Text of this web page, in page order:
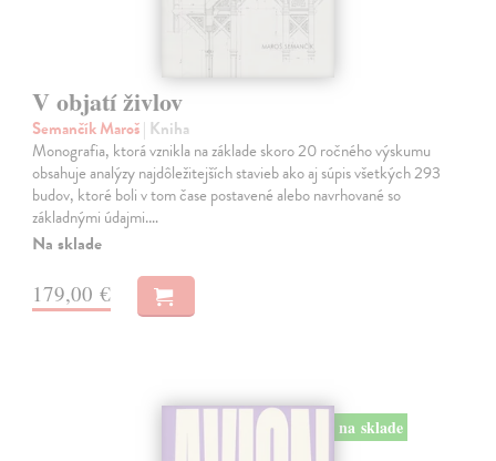
V objatí živlov
Semančík Maroš| Kniha
Monografia, ktorá vznikla na základe skoro 20 ročného výskumu
obsahuje analýzy najdôležitejších stavieb ako aj súpis všetkých 293
budov, ktoré boli v tom čase postavené alebo navrhované so
základnými údajmi.…
Na sklade
179,00 €
na sklade